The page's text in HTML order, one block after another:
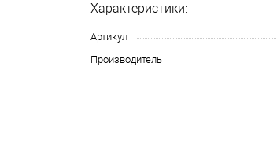
Характеристики:
Артикул
Производитель